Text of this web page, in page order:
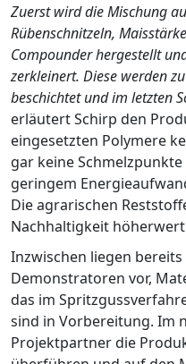
Zuerst wird die Mischung
Rübenschnitzeln,
Compounder hergestellt
zerkleinert. Diese werden
beschichtet und im letzten
erläutert Schirp den
eingesetzten Polymere
gar keine
geringem
Die agrarischen
Nachhaltigkeit
Inzwischen liegen bereits
Demonstratoren vor,
das im
sind in Vorbereitung. Im
Projektpartner die